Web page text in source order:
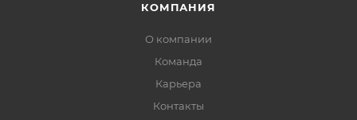
КОМПАНИЯ
О компании
Команда
Карьера
Контакты